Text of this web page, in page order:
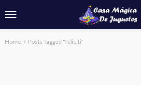
Home Posts Tagged "feliciti"